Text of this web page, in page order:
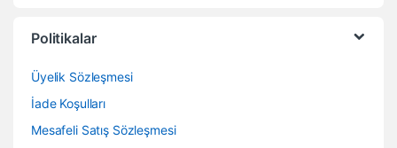
Politikalar
Üyelik Sözleşmesi
İade Koşulları
Mesafeli Satış Sözleşmesi